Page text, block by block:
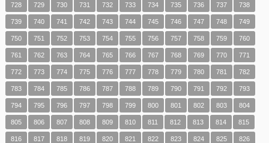
728 729 730 731 732 733 734 735 736 737 738
739 740 741 742 743 744 745 746 747 748 749
750 751 752 753 754 755 756 757 758 759 760
761 762 763 764 765 766 767 768 769 770 771
772 773 774 775 776 777 778 779 780 781 782
783 784 785 786 787 788 789 790 791 792 793
794 795 796 797 798 799 800 801 802 803 804
805 806 807 808 809 810 811 812 813 814 815
816 817 818 819 820 821 822 823 824 825 826